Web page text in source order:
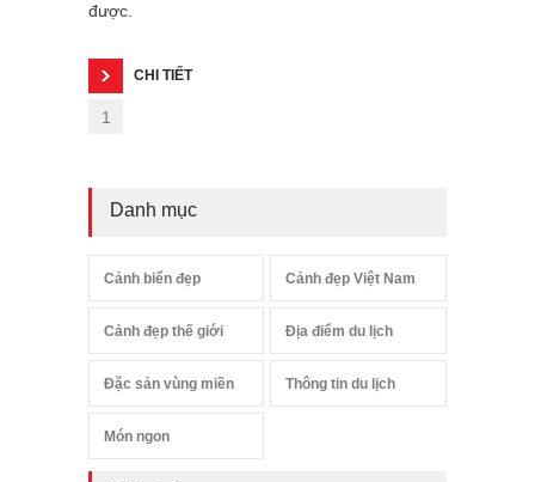
được.
CHI TIẾT
1
Danh mục
Cảnh biển đẹp Cảnh đẹp Việt Nam
Cảnh đẹp thế giới Địa điểm du lịch
Đặc sản vùng miền Thông tin du lịch
Món ngon